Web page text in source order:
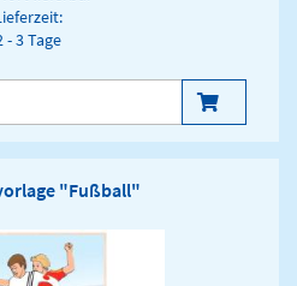
- 3 Tage
"Fußball"